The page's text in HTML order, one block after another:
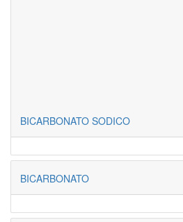
BICARBONATO SODICO
BICARBONATO